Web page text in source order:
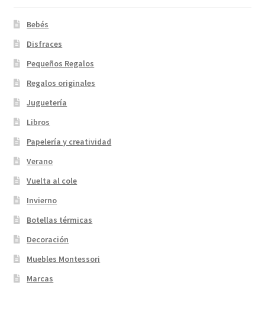
Bebés
Disfraces
Pequeños Regalos
Regalos originales
Juguetería
Libros
Papelería y creatividad
Verano
Vuelta al cole
Invierno
Botellas térmicas
Decoración
Muebles Montessori
Marcas